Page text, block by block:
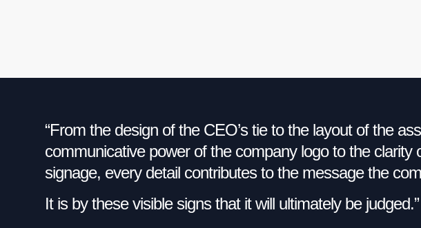
“From the design of the CEO’s tie to the layout of the
communicative power of the company logo to the clarity
signage, every detail contributes to the message the
It is by these visible signs that it will ultimately be judged.”